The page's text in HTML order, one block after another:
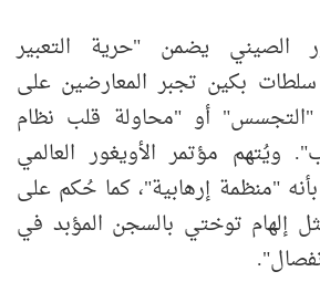
الصيني يضمن "حرية التعبير
سلطات بكين تجبر المعارضين على
أو "محاولة قلب نظام
ويُتهم مؤتمر الأويغور العالمي
"منظمة إرهابية"، كما حُكم على
إلهام توختي بالسجن المؤبد في